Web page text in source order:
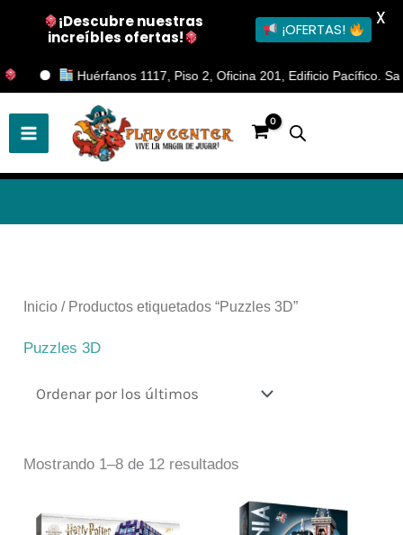
Huérfanos 1117, Piso 2, Oficina 201, Edificio Pacífico.
Ir
al
contenido
Inicio / Productos etiquetados “Puzzles 3D”
Puzzles 3D
Mostrando 1–8 de 12 resultados
¡Descubre nuestras
increíbles ofertas!
¡OFERTAS!
X